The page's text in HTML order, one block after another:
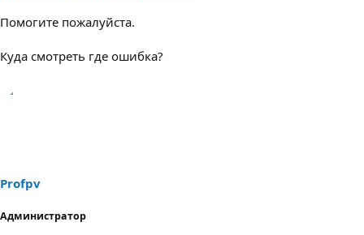
Помогите пожалуйста.
Куда смотреть где ошибка?
Profpv
Администратор